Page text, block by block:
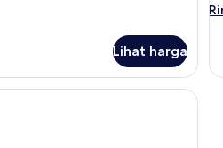
Lihat harga